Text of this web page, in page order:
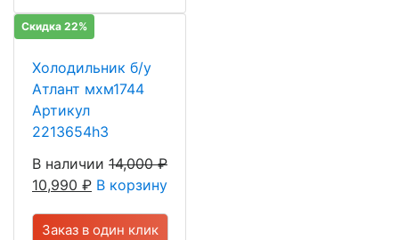
Скидка 22%
Холодильник б/у
Атлант мхм1744
Артикул
2213654h3
В наличии 14,000₽
10,990 ₽ В корзину
Заказ в один клик